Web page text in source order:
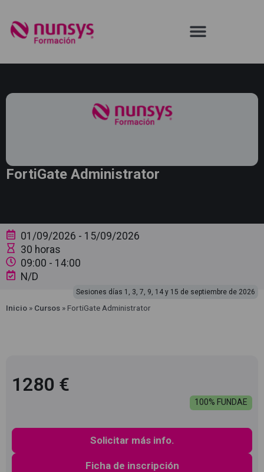
FortiGate Administrator
01/09/2026 - 15/09/2026
30 horas
09:00 - 14:00
N/D
Sesiones días 1, 3, 7, 9, 14 y 15 de septiembre de 2026
Inicio » Cursos » FortiGate Administrator
1280 €
100% FUNDAE
Solicitar más info.
Ficha de inscripción